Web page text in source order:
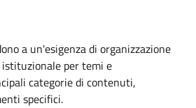
a un'esigenza di organizzazione
per temi e
categorie di contenuti,
specifici.